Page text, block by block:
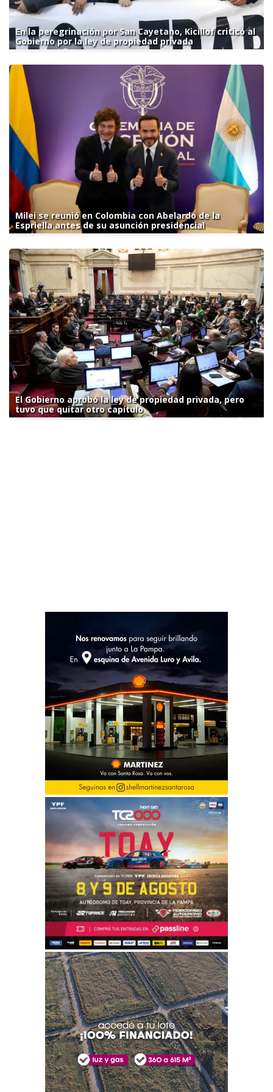
En la peregrinación por San Cayetano, Kicillof criticó al
Gobierno por la ley de propiedad privada
Milei se reunió en Colombia con Abelardo de la
Espriella antes de su asunción presidencial
El Gobierno aprobó la ley de propiedad privada, pero
tuvo que quitar otro capítulo